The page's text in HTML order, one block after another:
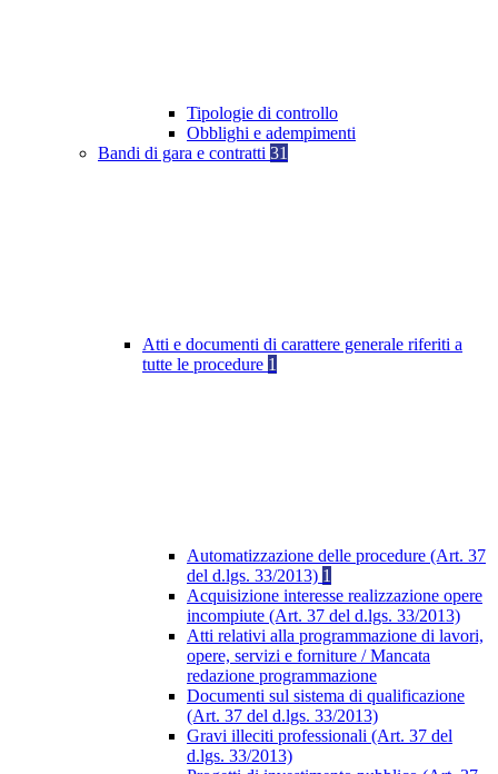
Tipologie di controllo
Obblighi e adempimenti
Bandi di gara e contratti 31
Atti e documenti di carattere generale riferiti a
tutte le procedure 1
Automatizzazione delle procedure (Art. 37
del d.lgs. 33/2013) 1
Acquisizione interesse realizzazione opere
incompiute (Art. 37 del d.lgs. 33/2013)
Atti relativi alla programmazione di lavori,
opere, servizi e forniture / Mancata
redazione programmazione
Documenti sul sistema di qualificazione
(Art. 37 del d.lgs. 33/2013)
Gravi illeciti professionali (Art. 37 del
d.lgs. 33/2013)